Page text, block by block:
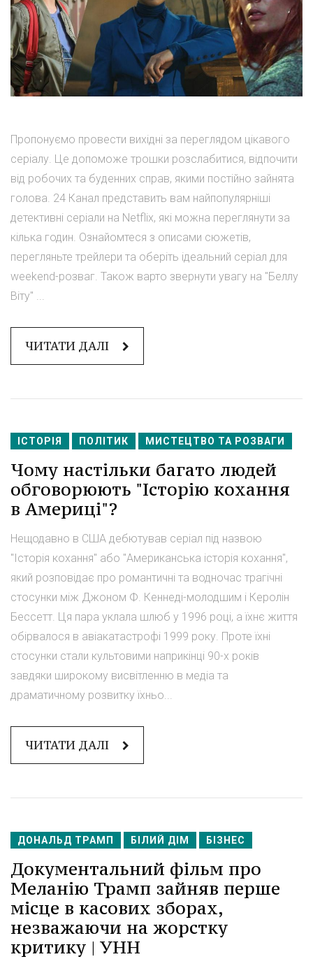
Пропонуємо провести вихідні за переглядом цікавого
серіалу. Це допоможе трошки розслабитися, відпочити
від робочих та буденних справ, якими постійно зайнята
голова. 24 Канал представить вам найпопулярніші
детективні серіали на Netflix, які можна переглянути за
кілька годин. Ознайомтеся з описами сюжетів,
перегляньте трейлери та оберіть ідеальний серіал для
weekend-розваг. Також варто звернути увагу на "Беллу
Віту" ...
ЧИТАТИ ДАЛІ
ІСТОРІЯ ПОЛІТИК МИСТЕЦТВО ТА РОЗВАГИ
Чому настільки багато людей
обговорюють "Історію кохання
в Америці"?
Нещодавно в США дебютував серіал під назвою
"Історія кохання" або "Американська історія кохання",
який розповідає про романтичні та водночас трагічні
стосунки між Джоном Ф. Кеннеді-молодшим і Керолін
Бессетт. Ця пара уклала шлюб у 1996 році, а їхнє життя
обірвалося в авіакатастрофі 1999 року. Проте їхні
стосунки стали культовими наприкінці 90-х років
завдяки широкому висвітленню в медіа та
драматичному розвитку їхньо...
ЧИТАТИ ДАЛІ
ДОНАЛЬД ТРАМП БІЛИЙ ДІМ БІЗНЕС
Документальний фільм про
Меланію Трамп зайняв перше
місце в касових зборах,
незважаючи на жорстку
критику | УНН